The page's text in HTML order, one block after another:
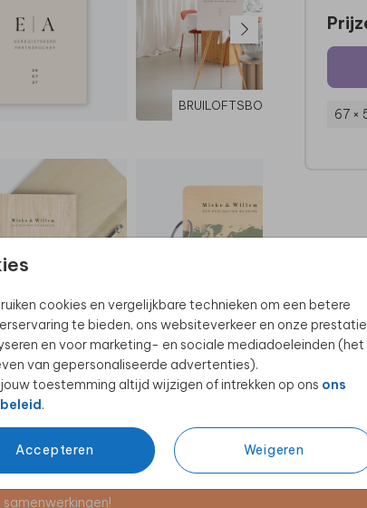
cookies en vergelijkbare technieken om een betere
te bieden, ons websiteverkeer en onze
en voor marketing- en sociale mediadoeleinden (het
van gepersonaliseerde advertenties).
jouw toestemming altijd wijzigen of intrekken op ons ons
.
Accepteren Weigeren
BRUILOFTSBORD
BEWAARBUNDEL
67 ×